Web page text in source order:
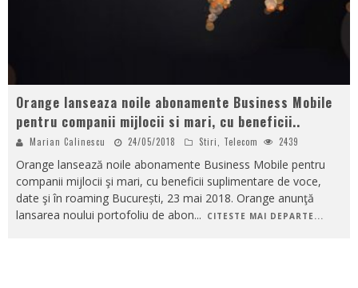
Orange lanseaza noile abonamente Business Mobile
pentru companii mijlocii si mari, cu beneficii..
Marian Calinescu 24/05/2018 Stiri, Telecom 2439
Orange lansează noile abonamente Business Mobile pentru
companii mijlocii şi mari, cu beneficii suplimentare de voce,
date şi în roaming București, 23 mai 2018. Orange anunţă
lansarea noului portofoliu de abon... CITESTE MAI DEPARTE...